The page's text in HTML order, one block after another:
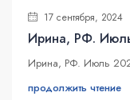
17 сентября, 2024
Ирина, РФ.
Ирина, РФ. Июль
продолжить чтение